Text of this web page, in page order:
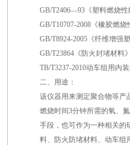
GB/T2406—93《塑料燃烧
GB/T10707-2008《橡胶燃
GB/T8924-2005《纤维增强
GB/T23864《防火封堵材料
TB/T3237-2010动车组用内
二、用途：
该仪器用来测定聚合物等产
燃烧时间3分钟所需的氧、
手段，也可作为一种相关的
料、防火防堵材料、动车组